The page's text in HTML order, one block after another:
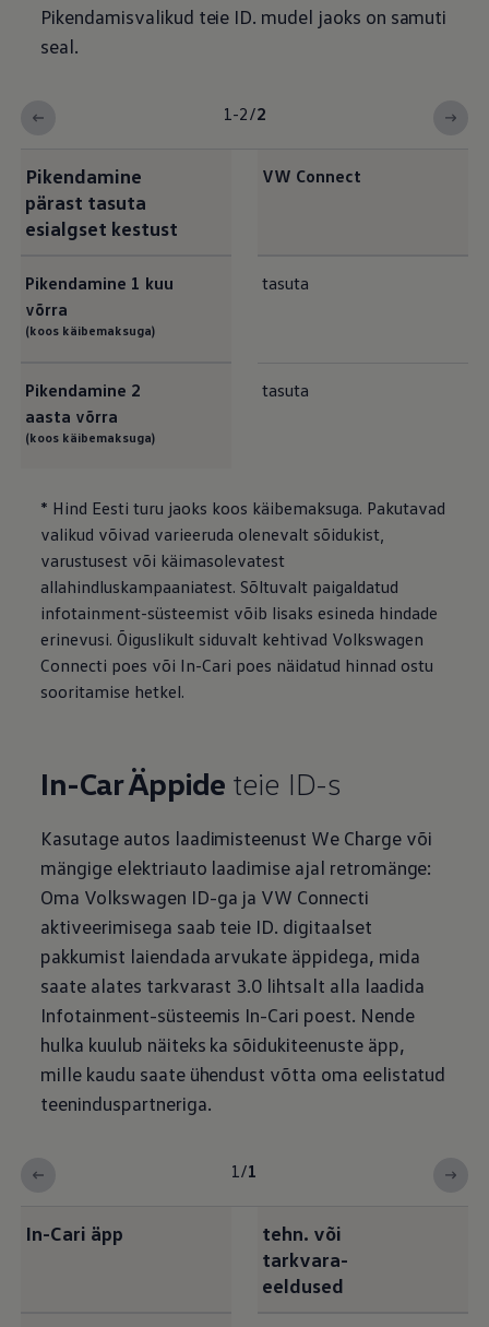
Pikendamisvalikud teie ID. mudel jaoks on samuti
seal.
1-2/2
Pikendamine
pärast tasuta
esialgset kestust
VW Connect
Pikendamine 1 kuu
võrra
(koos käibemaksuga)
tasuta
Pikendamine 2
aasta võrra
(koos käibemaksuga)
tasuta
* Hind Eesti turu jaoks koos käibemaksuga. Pakutavad
valikud võivad varieeruda olenevalt sõidukist,
varustusest või käimasolevatest
allahindluskampaaniatest. Sõltuvalt paigaldatud
infotainment-süsteemist võib lisaks esineda hindade
erinevusi. Õiguslikult siduvalt kehtivad Volkswagen
Connecti poes või In-Cari poes näidatud hinnad ostu
sooritamise hetkel.
In-Car Äppide teie ID-s
Kasutage autos laadimisteenust We Charge või
mängige elektriauto laadimise ajal retromänge:
Oma Volkswagen ID-ga ja VW Connecti
aktiveerimisega saab teie ID. digitaalset
pakkumist laiendada arvukate äppidega, mida
saate alates tarkvarast 3.0 lihtsalt alla laadida
Infotainment-süsteemis In-Cari poest. Nende
hulka kuulub näiteks ka sõidukiteenuste äpp,
mille kaudu saate ühendust võtta oma eelistatud
teeninduspartneriga.
1 /1
In-Cari äpp
tehn. või
tarkvara-
eeldused